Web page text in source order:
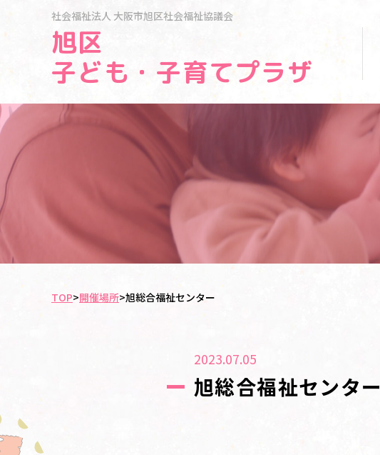
社会福祉法人 大阪市旭区社会福祉協議会
旭区
子ども・子育てプラザ
TOP>開催場所>旭総合福祉センター
2023.07.05
旭総合福祉センター